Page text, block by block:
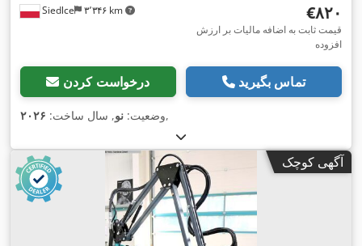
Siedlce ۳٬۳۴۶ km ‎€۸۲۰
قیمت ثابت به اضافه مالیات بر ارزش
افزوده
درخواست کردن تماس بگیرید
وضعیت: نو, سال ساخت: ۲۰۲۶ ,
آگهی کوچک